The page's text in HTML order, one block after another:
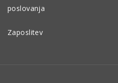
poslovanja
Zaposlitev